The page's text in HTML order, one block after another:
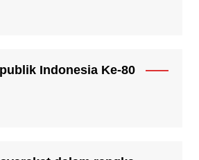
Indonesia Ke-80